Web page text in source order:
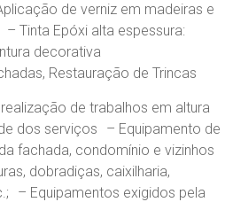
de verniz em madeiras e
Tinta Epóxi alta espessura:
decorativa
Restauração de Trincas
de trabalhos em altura
dos serviços – Equipamento de
fachada, condomínio e vizinhos
dobradiças, caixilharia,
– Equipamentos exigidos pela